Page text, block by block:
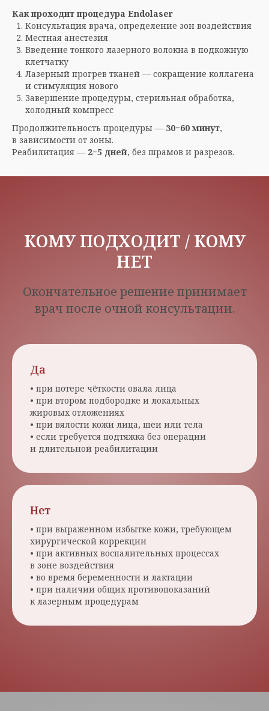
Как проходит процедура Endolaser
Консультация врача, определение зон воздействия
Местная анестезия
Введение тонкого лазерного волокна в подкожную
клетчатку
Лазерный прогрев тканей — сокращение коллагена
и стимуляция нового
Завершение процедуры, стерильная обработка,
холодный компресс
Продолжительность процедуры — 30−60 минут,
в зависимости от зоны.
Реабилитация — 2−5 дней, без шрамов и разрезов.
КОМУ ПОДХОДИТ / КОМУ
НЕТ
Окончательное решение принимает
врач после очной консультации.
Да
• при потере чёткости овала лица
• при втором подбородке и локальных
жировых отложениях
• при вялости кожи лица, шеи или тела
• если требуется подтяжка без операции
и длительной реабилитации
Нет
• при выраженном избытке кожи, требующем
хирургической коррекции
• при активных воспалительных процессах
в зоне воздействия
• во время беременности и лактации
• при наличии общих противопоказаний
к лазерным процедурам